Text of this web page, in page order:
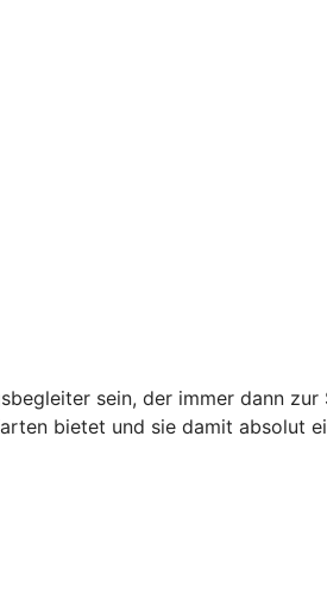
sein, der immer dann zur
bietet und sie damit absolut